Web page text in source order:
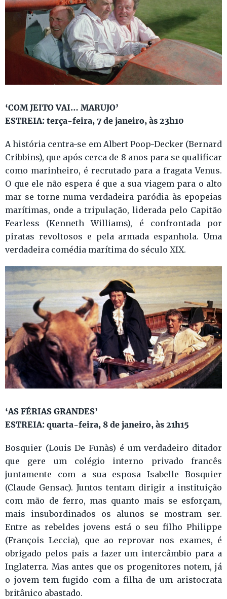
‘COM JEITO VAI… MARUJO’
ESTREIA: terça-feira, 7 de janeiro, às 23h10
A história centra-se em Albert Poop-Decker (Bernard
Cribbins), que após cerca de 8 anos para se qualificar
como marinheiro, é recrutado para a fragata Venus.
O que ele não espera é que a sua viagem para o alto
mar se torne numa verdadeira paródia às epopeias
marítimas, onde a tripulação, liderada pelo Capitão
Fearless (Kenneth Williams), é confrontada por
piratas revoltosos e pela armada espanhola. Uma
verdadeira comédia marítima do século XIX.
‘AS FÉRIAS GRANDES’
ESTREIA: quarta-feira, 8 de janeiro, às 21h15
Bosquier (Louis De Funàs) é um verdadeiro ditador
que gere um colégio interno privado francês
juntamente com a sua esposa Isabelle Bosquier
(Claude Gensac). Juntos tentam dirigir a instituição
com mão de ferro, mas quanto mais se esforçam,
mais insubordinados os alunos se mostram ser.
Entre as rebeldes jovens está o seu filho Philippe
(François Leccia), que ao reprovar nos exames, é
obrigado pelos pais a fazer um intercâmbio para a
Inglaterra. Mas antes que os progenitores notem, já
o jovem tem fugido com a filha de um aristocrata
britânico abastado.